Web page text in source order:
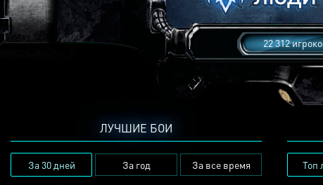
22 312
ЛУЧШИЕ БОИ
За 30 дней За год За все время Топ